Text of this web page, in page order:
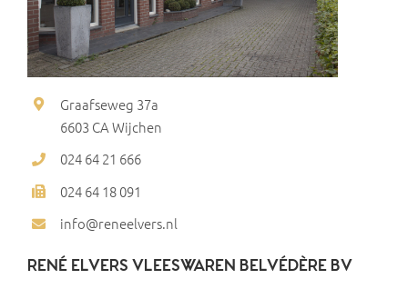
Graafseweg 37a
6603 CA Wijchen
024 64 21 666
024 64 18 091
info@reneelvers.nl
RENÉ ELVERS VLEESWAREN BELVÉDÈRE BV